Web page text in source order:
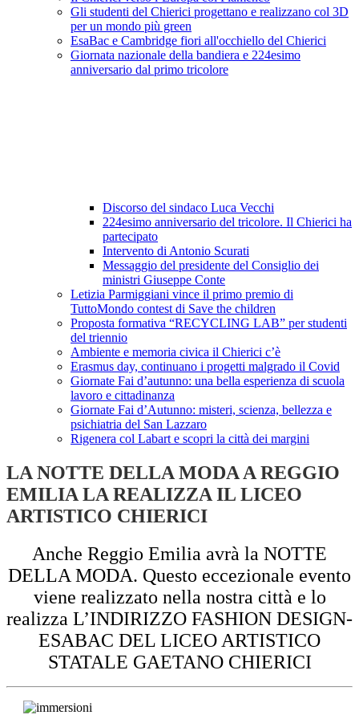
Gli studenti del Chierici progettano e realizzano col 3D
per un mondo più green
EsaBac e Cambridge fiori all'occhiello del Chierici
Giornata nazionale della bandiera e 224esimo
anniversario dal primo tricolore
Discorso del sindaco Luca Vecchi
224esimo anniversario del tricolore. Il Chierici ha
partecipato
Intervento di Antonio Scurati
Messaggio del presidente del Consiglio dei
ministri Giuseppe Conte
Letizia Parmiggiani vince il primo premio di
TuttoMondo contest di Save the children
Proposta formativa “RECYCLING LAB” per studenti
del triennio
Ambiente e memoria civica il Chierici c’è
Erasmus day, continuano i progetti malgrado il Covid
Giornate Fai d’autunno: una bella esperienza di scuola
lavoro e cittadinanza
Giornate Fai d’Autunno: misteri, scienza, bellezza e
psichiatria del San Lazzaro
Rigenera col Labart e scopri la città dei margini
LA NOTTE DELLA MODA A REGGIO
EMILIA LA REALIZZA IL LICEO
ARTISTICO CHIERICI
Anche Reggio Emilia avrà la NOTTE
DELLA MODA. Questo eccezionale evento
viene realizzato nella nostra città e lo
realizza L’INDIRIZZO FASHION DESIGN-
ESABAC DEL LICEO ARTISTICO
STATALE GAETANO CHIERICI